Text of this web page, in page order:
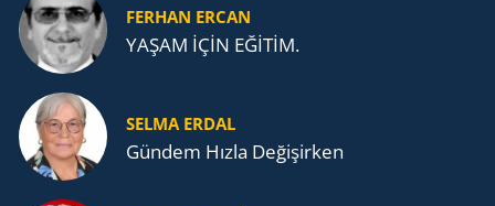
FERHAN ERCAN
YAŞAM İÇİN EĞİTİM.
SELMA ERDAL
Gündem Hızla Değişirken